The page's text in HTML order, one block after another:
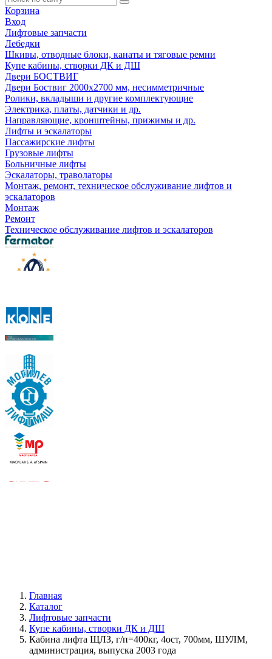
Корзина
Вход
Лифтовые запчасти
Лебедки
Шкивы, отводные блоки, канаты и тяговые ремни
Купе кабины, створки ДК и ДШ
Двери БОСТВИГ
Двери Боствиг 2000х2700 мм, несимметричные
Ролики, вкладыши и другие комплектующие
Электрика, платы, датчики и др.
Направляющие, кронштейны, прижимы и др.
Лифты и эскалаторы
Пассажирские лифты
Грузовые лифты
Больничные лифты
Эскалаторы, траволаторы
Монтаж, ремонт, техническое обслуживание лифтов и
эскалаторов
Монтаж
Ремонт
Техническое обслуживание лифтов и эскалаторов
Главная
Каталог
Лифтовые запчасти
Купе кабины, створки ДК и ДШ
Кабина лифта ЩЛЗ, г/п=400кг, 4ост, 700мм, ШУЛМ,
администрация, выпуска 2003 года